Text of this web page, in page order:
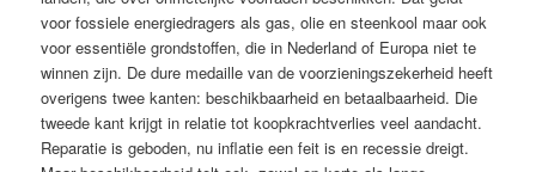
voor fossiele energiedragers als gas, olie en steenkool maar ook
voor essentiële grondstoffen, die in Nederland of Europa niet te
winnen zijn. De dure medaille van de voorzieningszekerheid heeft
overigens twee kanten: beschikbaarheid en betaalbaarheid. Die
tweede kant krijgt in relatie tot koopkrachtverlies veel aandacht.
Reparatie is geboden, nu inflatie een feit is en recessie dreigt.